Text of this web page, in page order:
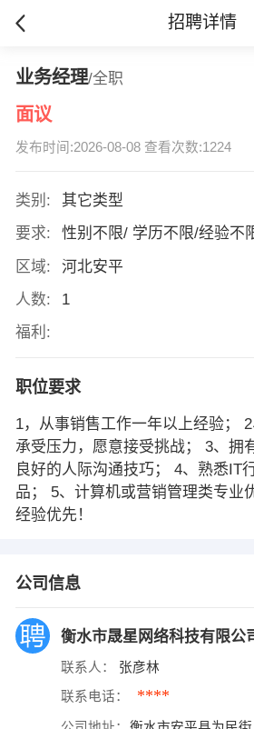
招聘详情
业务经理/全职
面议
发布时间:2026-08-08 查看次数:1224
类别:
其它类型
要求:
性别不限/ 学历不限/经验不
区域:
河北安平
人数:
1
福利:
职位要求
1，从事销售工作一年以上经验；
承受压力，愿意接受挑战； 3、拥
良好的人际沟通技巧； 4、熟悉IT
品； 5、计算机或营销管理类专业
经验优先！
公司信息
衡水市晟星网络科技有限公
联系人： 张彦林
联系电话： ****